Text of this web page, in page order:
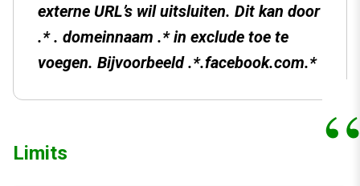
externe URL’s wil uitsluiten. Dit kan door
.* . domeinnaam .* in exclude toe te
voegen. Bijvoorbeeld .*.facebook.com.*
Limits